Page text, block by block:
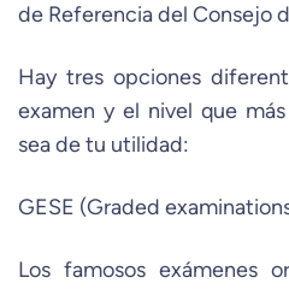
de Referencia del Consejo
Hay tres opciones
examen y el nivel que
sea de tu utilidad:
GESE (Graded
Los famosos exámenes